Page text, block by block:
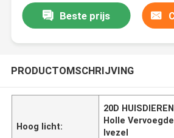
Beste prijs
PRODUCTOMSCHRIJVING
Hoog licht:
20D
Holle
lvezel